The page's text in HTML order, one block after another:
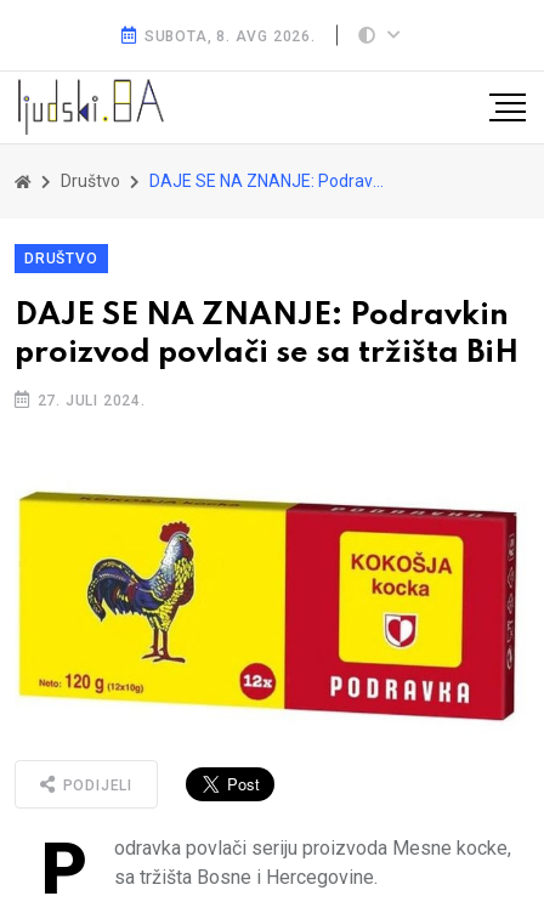
SUBOTA, 8. AVG 2026.
Društvo DAJE SE NA ZNANJE: Podravkin proizvod povlači se sa tržišta BiH
DRUŠTVO
DAJE SE NA ZNANJE: Podravkin
proizvod povlači se sa tržišta BiH
27. JULI 2024.
PODIJELI
P
odravka povlači seriju proizvoda Mesne kocke,
sa tržišta Bosne i Hercegovine.